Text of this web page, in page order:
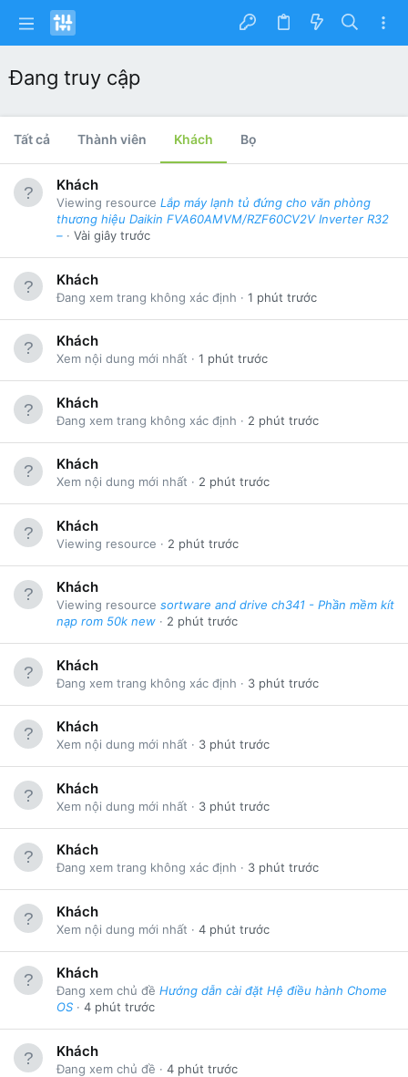
Đang truy cập
Tất cả Thành viên Khách Bọ
Khách
Viewing resource Lắp máy lạnh tủ đứng cho văn phòng
thương hiệu Daikin FVA60AMVM/RZF60CV2V Inverter R32
–
Vài giây trước
Khách
Đang xem trang không xác định 1 phút trước
Khách
Xem nội dung mới nhất 1 phút trước
Khách
Đang xem trang không xác định 2 phút trước
Khách
Xem nội dung mới nhất 2 phút trước
Khách
Viewing resource 2 phút trước
Khách
Viewing resource sortware and drive ch341 - Phần mềm kít
nạp rom 50k new
2 phút trước
Khách
Đang xem trang không xác định 3 phút trước
Khách
Xem nội dung mới nhất 3 phút trước
Khách
Xem nội dung mới nhất 3 phút trước
Khách
Đang xem trang không xác định 3 phút trước
Khách
Xem nội dung mới nhất 4 phút trước
Khách
Đang xem chủ đề Hướng dẫn cài đặt Hệ điều hành Chome
OS
4 phút trước
Khách
Đang xem chủ đề 4 phút trước